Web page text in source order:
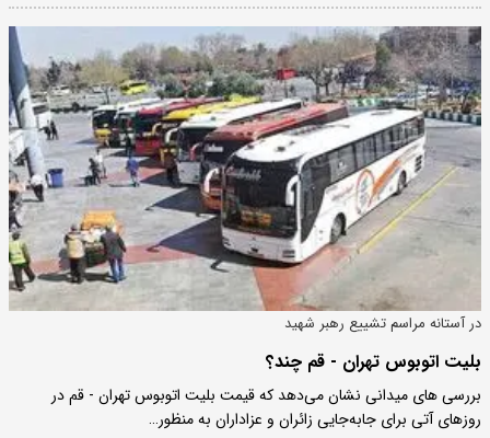
در آستانه مراسم تشییع رهبر شهید
بلیت اتوبوس تهران - قم چند؟
بررسی ‌های میدانی نشان می‌دهد که قیمت بلیت اتوبوس تهران - قم در
روزهای آتی برای جابه‌جایی زائران و عزاداران به منظور…